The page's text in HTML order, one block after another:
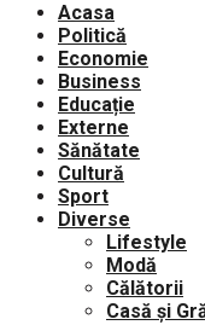
Acasa
Politică
Economie
Business
Educație
Externe
Sănătate
Cultură
Sport
Diverse
Lifestyle
Modă
Călătorii
Casă și